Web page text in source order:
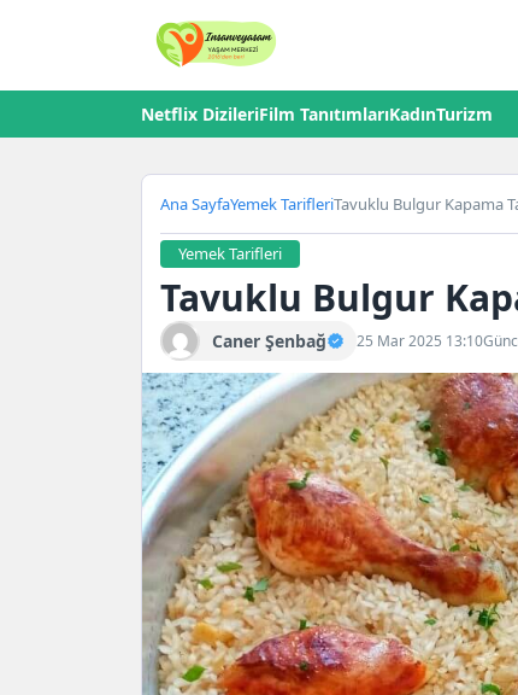
Netflix DizileriFilm TanıtımlarıKadınTurizm
Ana SayfaYemek TarifleriTavuklu Bulgur Kapama
Yemek Tarifleri
Tavuklu Bulgur
Caner Şenbağ 25 Mar 2025 13:10